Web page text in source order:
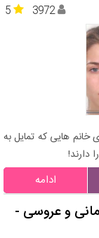
5 3972
خانم هایی که تمایل به
دارند!
ادامه
و عروسی -